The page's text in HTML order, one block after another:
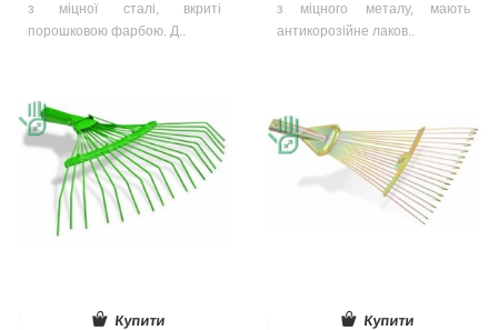
з міцної сталі, вкриті
порошковою фарбою. Д..
з міцного металу, мають
антикорозійне лаков..
Купити Купити